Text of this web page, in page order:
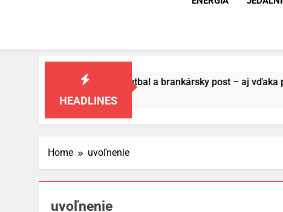
HEADLINES
vášňou pre futbal a brankársky post – aj vďaka produktom z
Home uvoľnenie
uvoľnenie